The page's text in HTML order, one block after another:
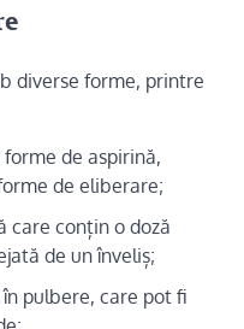
diverse forme, printre
de aspirină,
de eliberare;
care conțin o doză
de un înveliș;
pulbere, care pot fi